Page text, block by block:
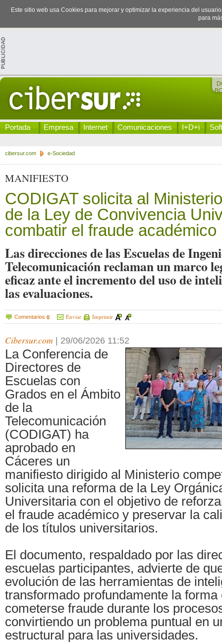
Este sitio web usa Cookies para mejorar y optimizar la experiencia del
para
Portada Empresa Internet Comunicaciones I+D+i
cibersur.com e-Sociedad
MANIFIESTO
CODIGAT solicita al
de la Ley de Convivencia
combatir el fraude académico
Las direcciones de las Escuelas de
Telecomunicación reclaman un marco
eficaz ante el incremento del uso de
las evaluaciones.
Comentarios 0 Enviar Imprimir
Cibersur.com 29/06/2026 11:52
La Conferencia de
Directores de
Escuelas con
Grados en el Ámbito
de la
Telecomunicación
(CODIGAT) ha
aprobado en
Cáceres un
manifiesto dirigido al Ministerio
solicita una reforma de la Ley
Universitaria con el objetivo de
el fraude académico y preservar la
de los títulos universitarios.
El documento, respaldado por las
escuelas participantes, advierte de
evolución de las herramientas de
transformado profundamente la forma
cometerse fraude durante los
convirtiendo un problema puntual en
estructural para las universidades.